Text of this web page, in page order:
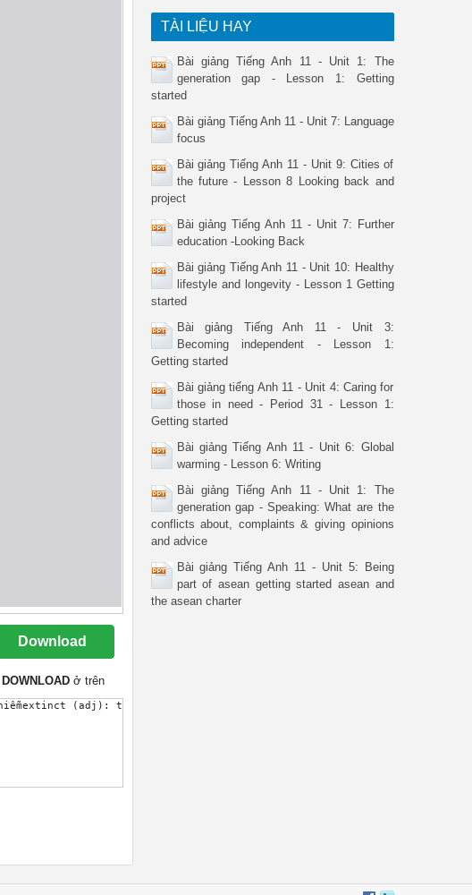
Download
DOWNLOAD ở trên
TÀI LIỆU HAY
Bài giảng Tiếng Anh 11 - Unit 1: The
generation gap - Lesson 1: Getting
started
Bài giảng Tiếng Anh 11 - Unit 7: Language
focus
Bài giảng Tiếng Anh 11 - Unit 9: Cities of
the future - Lesson 8 Looking back and
project
Bài giảng Tiếng Anh 11 - Unit 7: Further
education -Looking Back
Bài giảng Tiếng Anh 11 - Unit 10: Healthy
lifestyle and longevity - Lesson 1 Getting
started
Bài giảng Tiếng Anh 11 - Unit 3:
Becoming independent - Lesson 1:
Getting started
Bài giảng tiếng Anh 11 - Unit 4: Caring for
those in need - Period 31 - Lesson 1:
Getting started
Bài giảng Tiếng Anh 11 - Unit 6: Global
warming - Lesson 6: Writing
Bài giảng Tiếng Anh 11 - Unit 1: The
generation gap - Speaking: What are the
conflicts about, complaints & giving opinions
and advice
Bài giảng Tiếng Anh 11 - Unit 5: Being
part of asean getting started asean and
the asean charter